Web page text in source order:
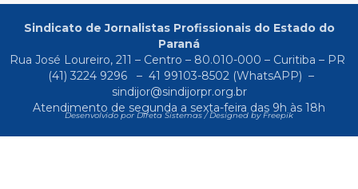
Sindicato de Jornalistas Profissionais do Estado do
Paraná
Rua José Loureiro, 211 – Centro – 80.010-000 – Curitiba – PR
(41) 3224 9296
– 41 99103-8502(WhatsAPP) –
sindijor@sindijorpr.org.br
Atendimento de segunda a sexta-feira das 9h às 18h
Desenvolvido por Direta Sistemas /Designed by Freepik